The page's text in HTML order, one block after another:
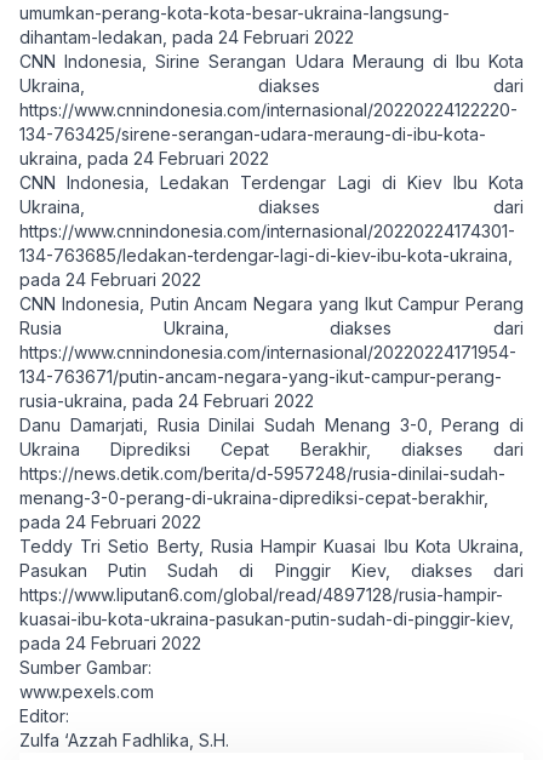
umumkan-perang-kota-kota-besar-ukraina-langsung-
dihantam-ledakan , pada 24 Februari 2022
CNN Indonesia, Sirine Serangan Udara Meraung di Ibu Kota
Ukraina, diakses dari
https://www.cnnindonesia.com/internasional/20220224122220-
134-763425/sirene-serangan-udara-meraung-di-ibu-kota-
ukraina , pada 24 Februari 2022
CNN Indonesia, Ledakan Terdengar Lagi di Kiev Ibu Kota
Ukraina, diakses dari
https://www.cnnindonesia.com/internasional/20220224174301-
134-763685/ledakan-terdengar-lagi-di-kiev-ibu-kota-ukraina
pada 24 Februari 2022
CNN Indonesia, Putin Ancam Negara yang Ikut Campur Perang
Rusia Ukraina, diakses dari
https://www.cnnindonesia.com/internasional/20220224171954-
134-763671/putin-ancam-negara-yang-ikut-campur-perang-
rusia-ukraina , pada 24 Februari 2022
Danu Damarjati, Rusia Dinilai Sudah Menang 3-0, Perang di
Ukraina Diprediksi Cepat Berakhir, diakses dari
https://news.detik.com/berita/d-5957248/rusia-dinilai-sudah-
menang-3-0-perang-di-ukraina-diprediksi-cepat-berakhir,
pada 24 Februari 2022
Teddy Tri Setio Berty, Rusia Hampir Kuasai Ibu Kota Ukraina,
Pasukan Putin Sudah di Pinggir Kiev, diakses dari
https://www.liputan6.com/global/read/4897128/rusia-hampir-
kuasai-ibu-kota-ukraina-pasukan-putin-sudah-di-pinggir-kiev,
pada 24 Februari 2022
Sumber Gambar:
www.pexels.com
Editor:
Zulfa ‘Azzah Fadhlika, S.H.